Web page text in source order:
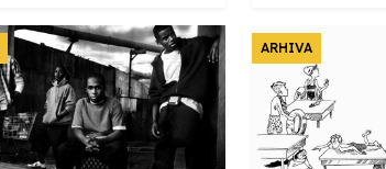
ARHIVA